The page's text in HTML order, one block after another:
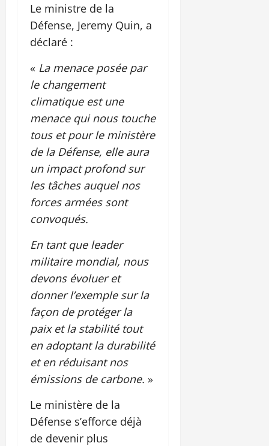
Le ministre de la
Défense, Jeremy Quin, a
déclaré :
« La menace posée par
le changement
climatique est une
menace qui nous touche
tous et pour le ministère
de la Défense, elle aura
un impact profond sur
les tâches auquel nos
forces armées sont
convoqués.
En tant que leader
militaire mondial, nous
devons évoluer et
donner l’exemple sur la
façon de protéger la
paix et la stabilité tout
en adoptant la durabilité
et en réduisant nos
émissions de carbone. »
Le ministère de la
Défense s’efforce déjà
de devenir plus